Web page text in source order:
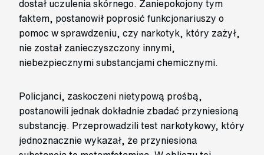
dostał uczulenia skórnego. Zaniepokojony tym
faktem, postanowił poprosić funkcjonariuszy o
pomoc w sprawdzeniu, czy narkotyk, który zażył,
nie został zanieczyszczony innymi,
niebezpiecznymi substancjami chemicznymi.
Policjanci, zaskoczeni nietypową prośbą,
postanowili jednak dokładnie zbadać przyniesioną
substancję. Przeprowadzili test narkotykowy, który
jednoznacznie wykazał, że przyniesiona